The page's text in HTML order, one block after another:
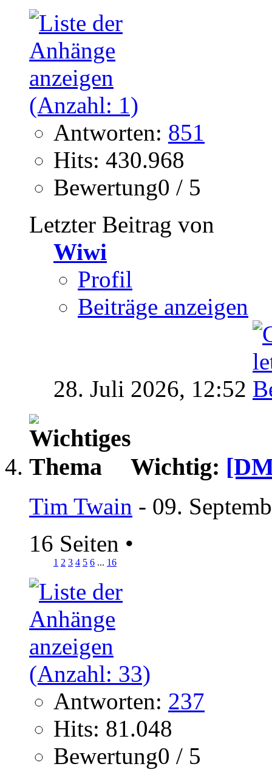
Antworten: 851
Hits: 430.968
Bewertung0 / 5
Letzter Beitrag von
Wiwi
Profil
Beiträge anzeigen
28. Juli 2026, 12:52
Wichtig:
Tim Twain - 09.
16 Seiten •
1 2 3 4 5 6 ... 16
Antworten: 237
Hits: 81.048
Bewertung0 / 5